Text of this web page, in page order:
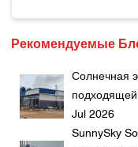
Рекомендуемые
Солнечная
Jul 2026
SunnySky